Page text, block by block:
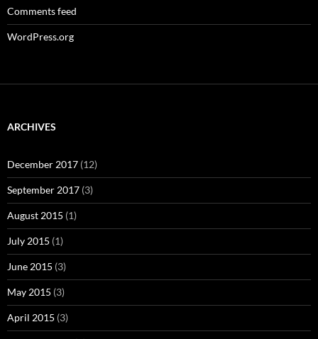
Comments feed
WordPress.org
ARCHIVES
December 2017 (12)
September 2017 (3)
August 2015 (1)
July 2015 (1)
June 2015 (3)
May 2015 (3)
April 2015 (3)